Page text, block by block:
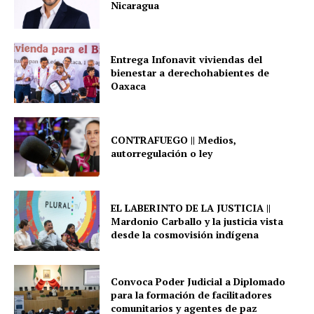
Nicaragua
Entrega Infonavit viviendas del
bienestar a derechohabientes de
Oaxaca
CONTRAFUEGO || Medios,
autorregulación o ley
EL LABERINTO DE LA JUSTICIA ||
Mardonio Carballo y la justicia vista
desde la cosmovisión indígena
Convoca Poder Judicial a Diplomado
para la formación de facilitadores
comunitarios y agentes de paz